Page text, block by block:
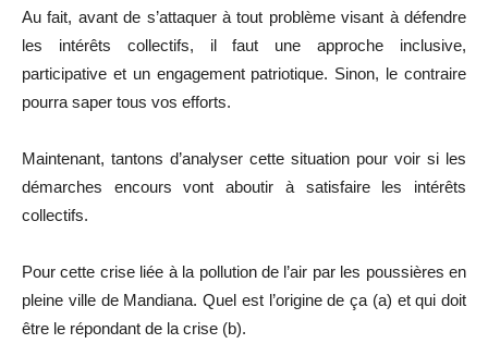
Au fait, avant de s’attaquer à tout problème visant à défendre
les intérêts collectifs, il faut une approche inclusive,
participative et un engagement patriotique. Sinon, le contraire
pourra saper tous vos efforts.
Maintenant, tantons d’analyser cette situation pour voir si les
démarches encours vont aboutir à satisfaire les intérêts
collectifs.
Pour cette crise liée à la pollution de l’air par les poussières en
pleine ville de Mandiana. Quel est l’origine de ça (a) et qui doit
être le répondant de la crise (b).